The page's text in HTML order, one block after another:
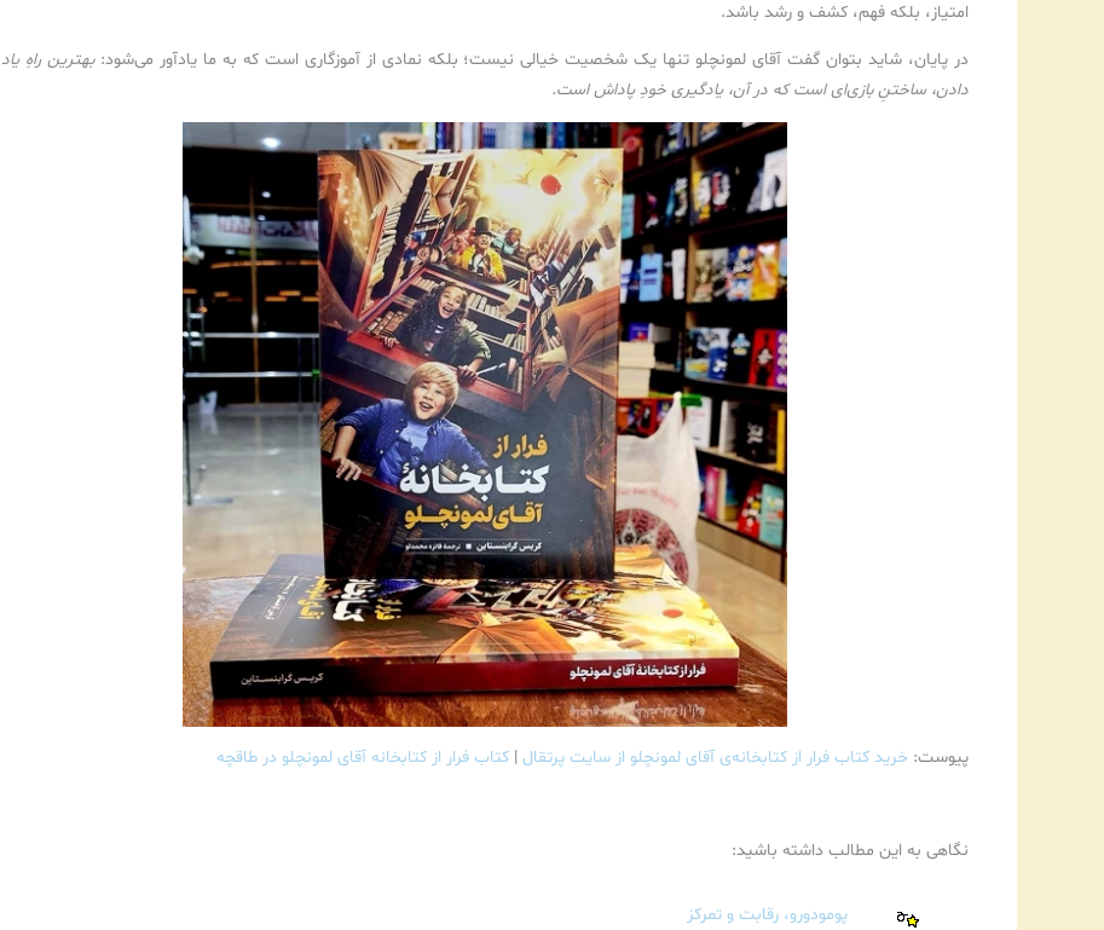
امتیاز، بلکه فهم، کشف و رشد باشد.
در پایان، شاید بتوان گفت آقای لمونچلو تنها یک شخصیت خیالی نیست؛ بلکه نمادی از آموزگاری است که به ما یادآور می‌شود:بهترین راهِ یاد
دادن، ساختنِ بازی‌ای است که در آن، یادگیری خودِ پاداش است.
پیوست: خرید کتاب فرار از کتابخانه‌ی آقای لمونچلو از سایت پرتقال کتاب فرار از کتابخانه آقای لمونچلو در طاقچه
نگاهی به این مطالب داشته باشید:
پومودورو، رقابت و تمرکز